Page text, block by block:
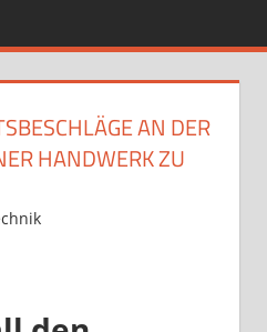
AN DER
HANDWERK ZU